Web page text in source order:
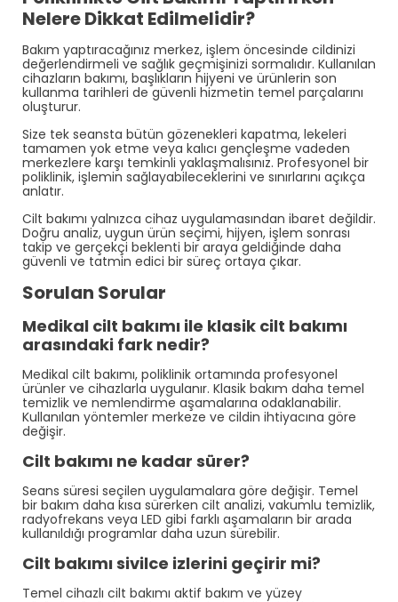
Nelere Dikkat Edilmelidir?
Bakım yaptıracağınız merkez, işlem öncesinde cildinizi
değerlendirmeli ve sağlık geçmişinizi sormalıdır. Kullanılan
cihazların bakımı, başlıkların hijyeni ve ürünlerin son
kullanma tarihleri de güvenli hizmetin temel parçalarını
oluşturur.
Size tek seansta bütün gözenekleri kapatma, lekeleri
tamamen yok etme veya kalıcı gençleşme vadeden
merkezlere karşı temkinli yaklaşmalısınız. Profesyonel bir
poliklinik, işlemin sağlayabileceklerini ve sınırlarını açıkça
anlatır.
Cilt bakımı yalnızca cihaz uygulamasından ibaret değildir.
Doğru analiz, uygun ürün seçimi, hijyen, işlem sonrası
takip ve gerçekçi beklenti bir araya geldiğinde daha
güvenli ve tatmin edici bir süreç ortaya çıkar.
Sorulan Sorular
Medikal cilt bakımı ile klasik cilt bakımı
arasındaki fark nedir?
Medikal cilt bakımı, poliklinik ortamında profesyonel
ürünler ve cihazlarla uygulanır. Klasik bakım daha temel
temizlik ve nemlendirme aşamalarına odaklanabilir.
Kullanılan yöntemler merkeze ve cildin ihtiyacına göre
değişir.
Cilt bakımı ne kadar sürer?
Seans süresi seçilen uygulamalara göre değişir. Temel
bir bakım daha kısa sürerken cilt analizi, vakumlu temizlik,
radyofrekans veya LED gibi farklı aşamaların bir arada
kullanıldığı programlar daha uzun sürebilir.
Cilt bakımı sivilce izlerini geçirir mi?
Temel cihazlı cilt bakımı aktif bakım ve yüzey